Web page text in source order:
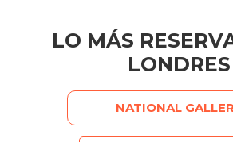
LO MÁS
LONDRES
NATIONAL